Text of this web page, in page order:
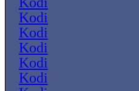
Kodi
Kodi
Kodi
Kodi
Kodi